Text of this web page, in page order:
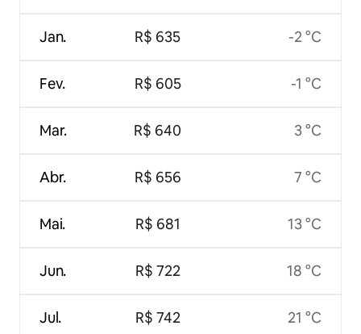
Jan.
Fev.
Mar.
Abr.
Mai.
Jun.
Jul.
R$ 635
R$ 605
R$ 640
R$ 656
R$ 681
R$ 722
R$ 742
-2 °C
-1 °C
3 °C
7 °C
13 °C
18 °C
21 °C